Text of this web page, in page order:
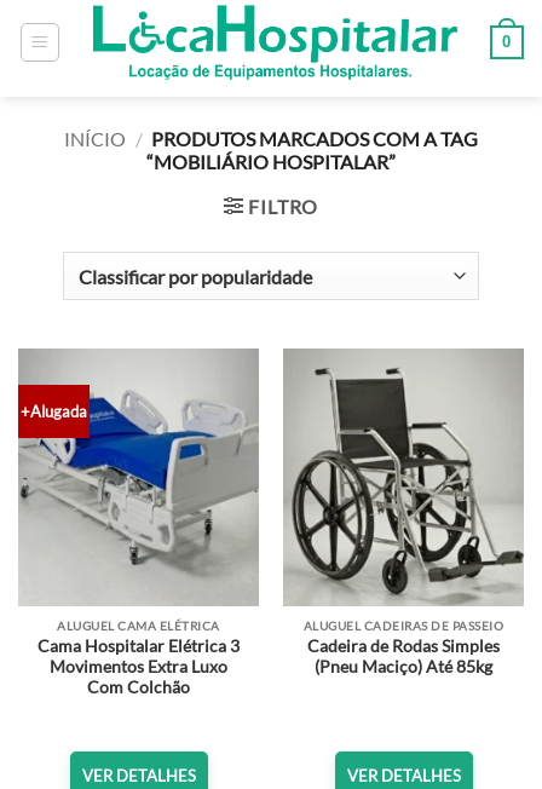
0
INÍCIO / PRODUTOS MARCADOS COM A TAG
“MOBILIÁRIO HOSPITALAR”
FILTRO
+Alugada
ALUGUEL CAMA ELÉTRICA
Cama Hospitalar Elétrica 3
Movimentos Extra Luxo
Com Colchão
VER DETALHES
ALUGUEL CADEIRAS DE PASSEIO
Cadeira de Rodas Simples
(Pneu Maciço) Até 85kg
VER DETALHES